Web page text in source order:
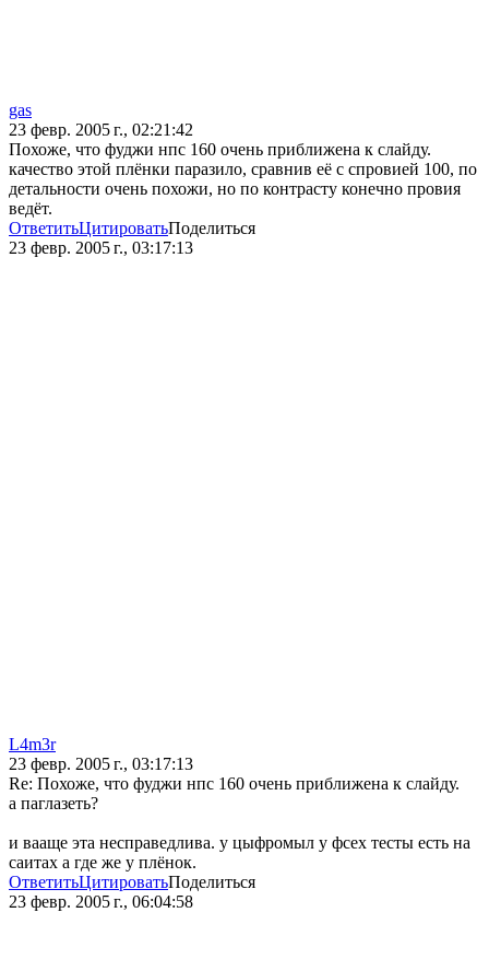
gas
23 февр. 2005 г., 02:21:42
Похоже, что фуджи нпс 160 очень приближена к слайду.
качество этой плёнки паразило, сравнив её с спровией 100, по
детальности очень похожи, но по контрасту конечно провия
ведёт.
ОтветитьЦитироватьПоделиться
23 февр. 2005 г., 03:17:13
L4m3r
23 февр. 2005 г., 03:17:13
Re: Похоже, что фуджи нпс 160 очень приближена к слайду.
а паглазеть?
и вааще эта несправедлива. у цыфромыл у фсех тесты есть на
саитах а где же у плёнок.
ОтветитьЦитироватьПоделиться
23 февр. 2005 г., 06:04:58